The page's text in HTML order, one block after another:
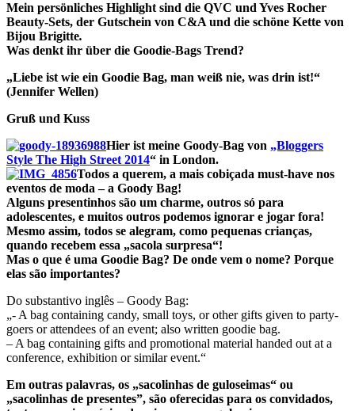
Mein persönliches Highlight sind die QVC und Yves Rocher
Beauty-Sets, der Gutschein von C&A und die schöne Kette von
Bijou Brigitte.
Was denkt ihr über die Goodie-Bags Trend?
„Liebe ist wie ein Goodie Bag, man weiß nie, was drin ist!“
(Jennifer Wellen)
Gruß und Kuss
Hier ist meine Goody-Bag von „Bloggers
Style The High Street 2014“ in London.
Todos a querem, a mais cobiçada must-have nos
eventos de moda – a Goody Bag!
Alguns presentinhos são um charme, outros só para
adolescentes, e muitos outros podemos ignorar e jogar fora!
Mesmo assim, todos se alegram, como pequenas crianças,
quando recebem essa „sacola surpresa“!
Mas o que é uma Goodie Bag? De onde vem o nome? Porque
elas são importantes?
Do substantivo inglês – Goody Bag:
„- A bag containing candy, small toys, or other gifts given to party-
goers or attendees of an event; also written goodie bag.
– A bag containing gifts and promotional material handed out at a
conference, exhibition or similar event.“
Em outras palavras, os „sacolinhas de guloseimas“ ou
„sacolinhas de presentes”, são oferecidas para os convidados,